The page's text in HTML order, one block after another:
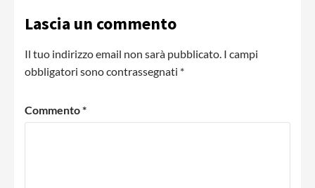
Lascia un commento
Il tuo indirizzo email non sarà pubblicato. I campi
obbligatori sono contrassegnati *
Commento*